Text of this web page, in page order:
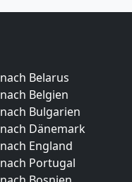
Belarus
Belgien
Bulgarien
Dänemark
England
Portugal